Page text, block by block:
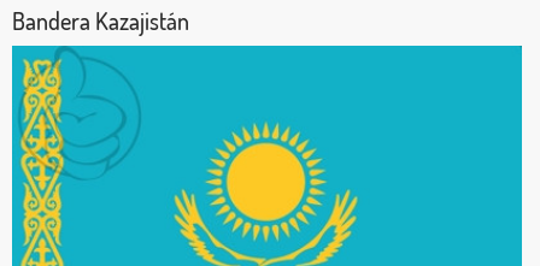
Bandera Kazajistán